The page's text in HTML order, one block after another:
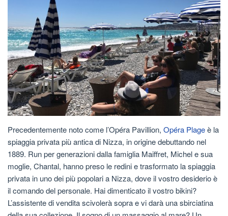
Precedentemente noto come l’Opéra Pavillion, Opéra Plageè la
spiaggia privata più antica di Nizza, in origine debuttando nel
1889. Run per generazioni dalla famiglia Maiffret, Michel e sua
moglie, Chantal, hanno preso le redini e trasformato la spiaggia
privata in uno dei più popolari a Nizza, dove il vostro desiderio è
il comando del personale. Hai dimenticato il vostro bikini?
L’assistente di vendita scivolerà sopra e vi darà una sbirciatina